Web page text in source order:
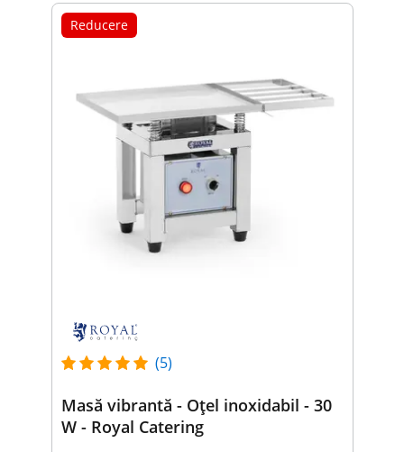
Reducere
(5)
Masă vibrantă - Oțel inoxidabil - 30
W - Royal Catering